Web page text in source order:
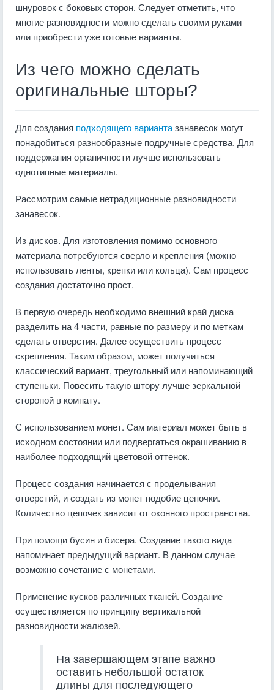
шнуровок с боковых сторон. Следует отметить, что
многие разновидности можно сделать своими руками
или приобрести уже готовые варианты.
Из чего можно сделать
оригинальные шторы?
Для создания подходящего вариантазанавесок могут
понадобиться разнообразные подручные средства. Для
поддержания органичности лучше использовать
однотипные материалы.
Рассмотрим самые нетрадиционные разновидности
занавесок.
Из дисков. Для изготовления помимо основного
материала потребуются сверло и крепления (можно
использовать ленты, крепки или кольца). Сам процесс
создания достаточно прост.
В первую очередь необходимо внешний край диска
разделить на 4 части, равные по размеру и по меткам
сделать отверстия. Далее осуществить процесс
скрепления. Таким образом, может получиться
классический вариант, треугольный или напоминающий
ступеньки. Повесить такую штору лучше зеркальной
стороной в комнату.
С использованием монет. Сам материал может быть в
исходном состоянии или подвергаться окрашиванию в
наиболее подходящий цветовой оттенок.
Процесс создания начинается с проделывания
отверстий, и создать из монет подобие цепочки.
Количество цепочек зависит от оконного пространства.
При помощи бусин и бисера. Создание такого вида
напоминает предыдущий вариант. В данном случае
возможно сочетание с монетами.
Применение кусков различных тканей. Создание
осуществляется по принципу вертикальной
разновидности жалюзей.
На завершающем этапе важно
оставить небольшой остаток
длины для последующего